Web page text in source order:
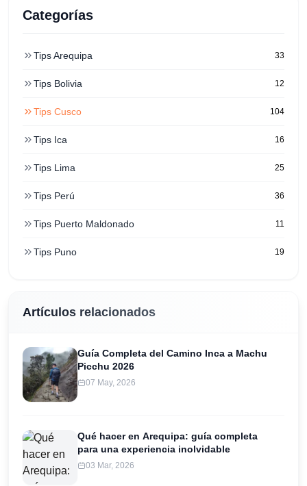
Categorías
Tips Arequipa 33
Tips Bolivia 12
Tips Cusco 104
Tips Ica 16
Tips Lima 25
Tips Perú 36
Tips Puerto Maldonado 11
Tips Puno 19
Artículos relacionados
Guía Completa del Camino Inca a Machu
Picchu 2026
07 May, 2026
Qué hacer en Arequipa: guía completa
para una experiencia inolvidable
03 Mar, 2026